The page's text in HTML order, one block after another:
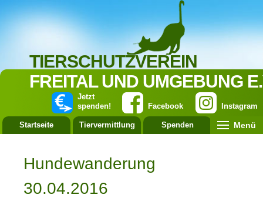
TIERSCHUTZVEREIN
FREITAL UND UMGEBUNG
Instagram
Facebook
Jetzt
spenden!
Startseite Tiervermittlung Spenden Menü
Hundewanderung
30.04.2016